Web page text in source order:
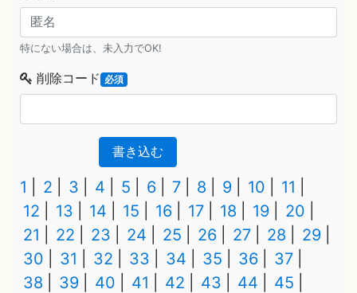
特にない場合は、未入力でOK!
削除コード 必須
書き込む
1 2 3 4 5 6 7 8 9 10
11
12
13 14 15 16 17 18 19
20
21
22 23 24 25 26 27 28
29
30
31 32 33 34 35 36
37
38
39 40 41 42 43 44
45